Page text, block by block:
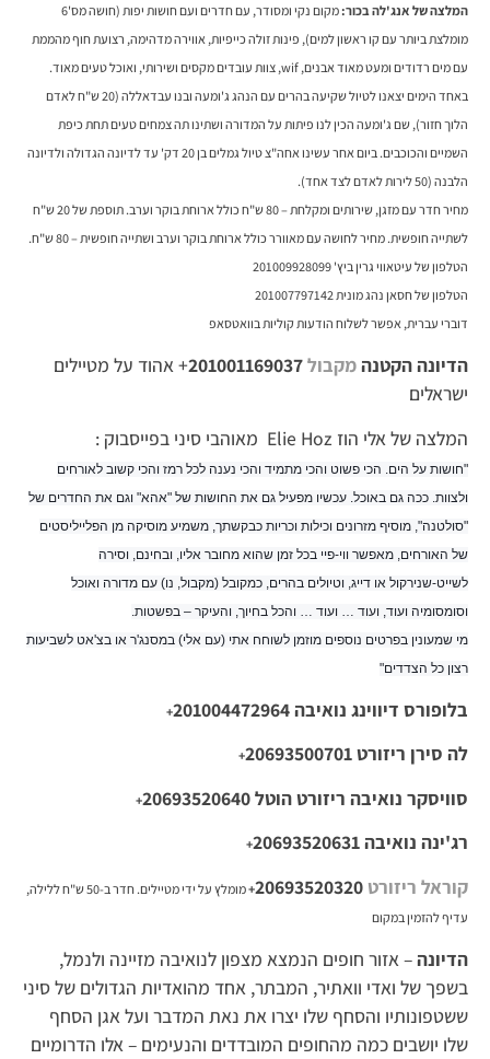
המלצה של אנג'לה בכור:
מקום נקי ומסודר, עם חדרים ועם חושות יפות (חושה מס'6
מומלצת ביותר עם קו ראשון למים), פינות זולה כייפיות, אווירה מדהימה, רצועת חוף מהממת
עם מים רדודים ומעט מאוד אבנים, wif, צוות עובדים מקסים ושירותי, ואוכל טעים מאוד.
באחד הימים יצאנו לטיול שקיעה בהרים עם הנהג ג'ומעה ובנו עבדאללה (20 ש"ח לאדם
הלוך חזור), שם ג'ומעה הכין לנו פיתות על המדורה ושתינו תה צמחים טעים תחת כיפת
השמיים והכוכבים. ביום אחר עשינו אחה"צ טיול גמלים בן 20 דק' עד לדיונה הגדולה ולדיונה
הלבנה (50 לירות לאדם לצד אחד).
מחיר חדר עם מזגן, שירותים ומקלחת – 80 ש"ח כולל ארוחת בוקר וערב. תוספת של 20 ש"ח
לשתייה חופשית. מחיר לחושה עם מאוורר כולל ארוחת בוקר וערב ושתייה חופשית – 80 ש"ח.
הטלפון של עיטאווי גרין ביץ' 201009928099
הטלפון של חסאן נהג מונית 201007797142
דוברי עברית, אפשר לשלוח הודעות קוליות בוואטסאפ
הדיונה הקטנהמקבול201001169037+ אהוד על מטיילים
ישראלים
המלצה של אלי הוז Elie Hoz מאוהבי סיני בפייסבוק :
"חושות על הים. הכי פשוט והכי מתמיד והכי נענה לכל רמז והכי קשוב לאורחים
ולצוות. ככה גם באוכל. עכשיו מפעיל גם את החושות של "אהא" וגם את החדרים של
"סולטנה", מוסיף מזרונים וכילות וכריות כבקשתך, משמיע מוסיקה מן הפלייליסטים
של האורחים, מאפשר ווי-פיי בכל זמן שהוא מחובר אליו, ובחינם, וסירה
לשייט-שנירקול או דייג, וטיולים בהרים, כמקובל (מקבול, נו) עם מדורה ואוכל
וסומסומיה ועוד, ועוד … ועוד … והכל בחיוך, והעיקר – בפשטות.
מי שמעונין בפרטים נוספים מוזמן לשוחח אתי (עם אלי) במסנג'ר או בצ'אט לשביעות
רצון כל הצדדים"
בלופורס דיווינג נואיבה201004472964
+
לה סירן ריזורט20693500701
+
סוויסקר נואיבה ריזורט הוטל20693520640
+
רג'ינה נואיבה20693520631
+
קוראל ריזורט20693520320
+
מומלץ על ידי מטיילים. חדר ב-50 ש"ח ללילה,
עדיף להזמין במקום
הדיונה– אזור חופים הנמצא מצפון לנואיבה מזיינה ולנמל,
בשפך של ואדי וואתיר, המבתר, אחד מהואדיות הגדולים של סיני
ששטפונותיו והסחף שלו יצרו את נאת המדבר ועל אגן הסחף
שלו יושבים כמה מהחופים המובדדים והנעימים – אלו הדרומיים